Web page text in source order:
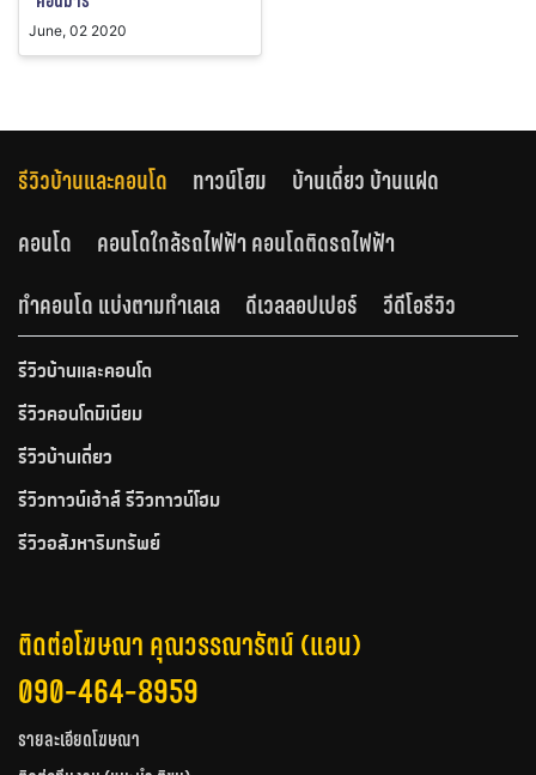
June, 02 2020
รีวิวบ้านและคอนโด ทาวน์โฮม
บ้านเดี่ยว บ้านแฝด
คอนโด
คอนโดใกล้รถไฟฟ้า คอนโดติดรถไฟฟ้า
ทำคอนโด แบ่งตามทำเลเล
ดีเวลลอปเปอร์ วีดีโอรีวิว
รีวิวบ้านและคอนโด
รีวิวคอนโดมิเนียม
รีวิวบ้านเดี่ยว
รีวิวทาวน์เฮ้าส์ รีวิวทาวน์โฮม
รีวิวอสังหาริมทรัพย์
ติดต่อโฆษณา คุณวรรณารัตน์ (แอน)
090-464-8959
รายละเอียดโฆษณา